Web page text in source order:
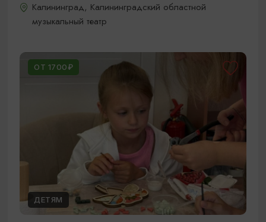
Калининград, Калининградский областной
музыкальный театр
ОТ 1700₽
ДЕТЯМ